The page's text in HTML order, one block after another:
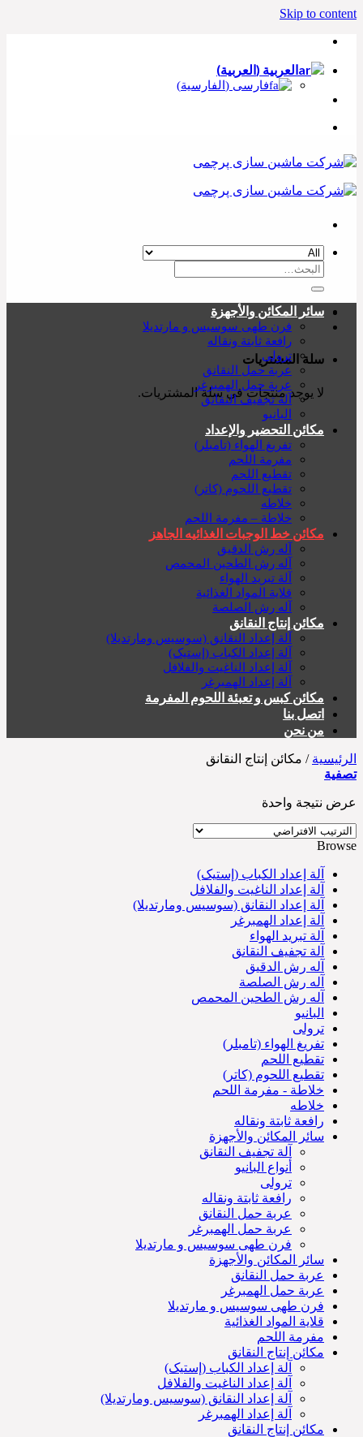
Skip to content
العربية (العربية)
فارسی (الفارسية)
سلة المشتريات
لا يوجد منتجات في سلة المشتريات.
سائر المكائن والأجهزة
فرن طهی سوسیس و مارتديلا
رافعة ثابتة ونقاله
ترولی
عربة حمل النقانق
عربة حمل الهمبرغر
آلة تجفيف النقانق
البانيو
مكائن التحضير والإعداد
تفريغ الهواء (تامبلر)
مفرمة اللحم
تقطيع اللحم
تقطيع اللحوم (کاتر)
خلاطه
خلاطة – مفرمة اللحم
مكائن خط الوجبات الغذائیه الجاهز
آله رش الدقیق
آله رش الطحين المحمص
آلة تبريد الهواء
قلاية المواد الغذائية
آله رش الصلصة
مكائن إنتاج النقانق
آلة إعداد النقانق (سوسیس ومارتديلا)
آلة إعداد الكباب (إستيک)
آلة إعداد الناغيت والفلافل
آلة إعداد الهمبرغر
مكائن كبس و تعبئة اللحوم المفرمة
اتصل بنا
من نحن
الرئيسية / مكائن إنتاج النقانق
تصفية
عرض نتيجة واحدة
Browse
آلة إعداد الكباب (إستيک)
آلة إعداد الناغيت والفلافل
آلة إعداد النقانق (سوسیس ومارتديلا)
آلة إعداد الهمبرغر
آلة تبريد الهواء
آلة تجفيف النقانق
آله رش الدقیق
آله رش الصلصة
آله رش الطحين المحمص
البانيو
ترولی
تفريغ الهواء (تامبلر)
تقطيع اللحم
تقطيع اللحوم (کاتر)
خلاطة - مفرمة اللحم
خلاطه
رافعة ثابتة ونقاله
سائر المكائن والأجهزة
آلة تجفيف النقانق
أنواع البانيو
ترولی
رافعة ثابتة ونقاله
عربة حمل النقانق
عربة حمل الهمبرغر
فرن طهی سوسیس و مارتديلا
سائر المكائن والأجهزة
عربة حمل النقانق
عربة حمل الهمبرغر
فرن طهی سوسیس و مارتديلا
قلاية المواد الغذائية
مفرمة اللحم
مكائن إنتاج النقانق
آلة إعداد الكباب (إستيک)
آلة إعداد الناغيت والفلافل
آلة إعداد النقانق (سوسیس ومارتديلا)
آلة إعداد الهمبرغر
مكائن إنتاج النقانق